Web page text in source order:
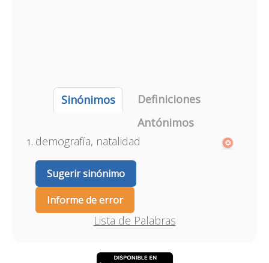
Sinónimos
Definiciones
Antónimos
demografía, natalidad
Sugerir sinónimo
Informe de error
Lista de Palabras